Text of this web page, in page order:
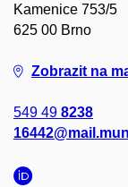
Kamenice 753/5
625 00 Brno
Zobrazit na
549 49 8238